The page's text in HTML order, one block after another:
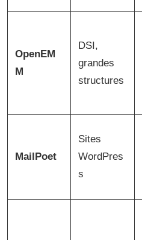
OpenEM
M
DSI,
grandes
structures
MailPoet
Sites
WordPres
s